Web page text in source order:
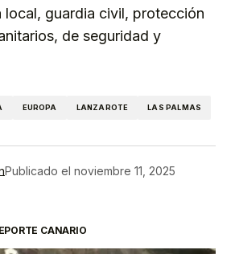
guardia civil, protección
de seguridad y
EUROPA LANZAROTE LAS PALMAS
Publicado el noviembre 11, 2025
CANARIO